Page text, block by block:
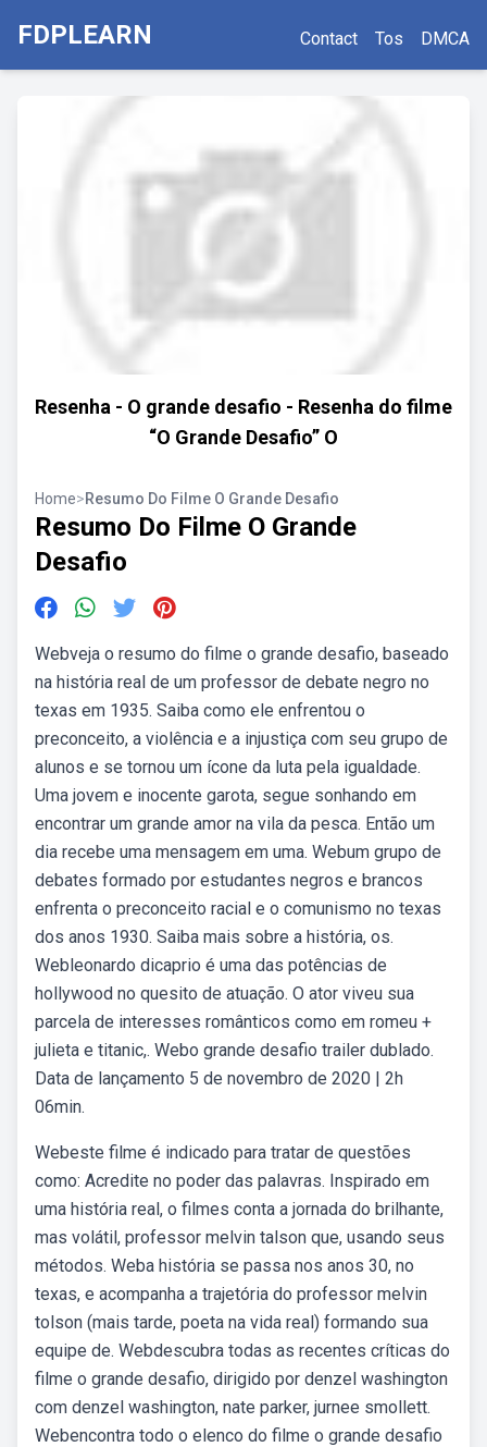
FDPLEARN Contact Tos DMCA
Resenha - O grande desafio - Resenha do filme
“O Grande Desafio” O
Home>Resumo Do Filme O Grande Desafio
Resumo Do Filme O Grande
Desafio
Webveja o resumo do filme o grande desafio, baseado
na história real de um professor de debate negro no
texas em 1935. Saiba como ele enfrentou o
preconceito, a violência e a injustiça com seu grupo de
alunos e se tornou um ícone da luta pela igualdade.
Uma jovem e inocente garota, segue sonhando em
encontrar um grande amor na vila da pesca. Então um
dia recebe uma mensagem em uma. Webum grupo de
debates formado por estudantes negros e brancos
enfrenta o preconceito racial e o comunismo no texas
dos anos 1930. Saiba mais sobre a história, os.
Webleonardo dicaprio é uma das potências de
hollywood no quesito de atuação. O ator viveu sua
parcela de interesses românticos como em romeu +
julieta e titanic,. Webo grande desafio trailer dublado.
Data de lançamento 5 de novembro de 2020 | 2h
06min.
Webeste filme é indicado para tratar de questões
como: Acredite no poder das palavras. Inspirado em
uma história real, o filmes conta a jornada do brilhante,
mas volátil, professor melvin talson que, usando seus
métodos. Weba história se passa nos anos 30, no
texas, e acompanha a trajetória do professor melvin
tolson (mais tarde, poeta na vida real) formando sua
equipe de. Webdescubra todas as recentes críticas do
filme o grande desafio, dirigido por denzel washington
com denzel washington, nate parker, jurnee smollett.
Webencontra todo o elenco do filme o grande desafio